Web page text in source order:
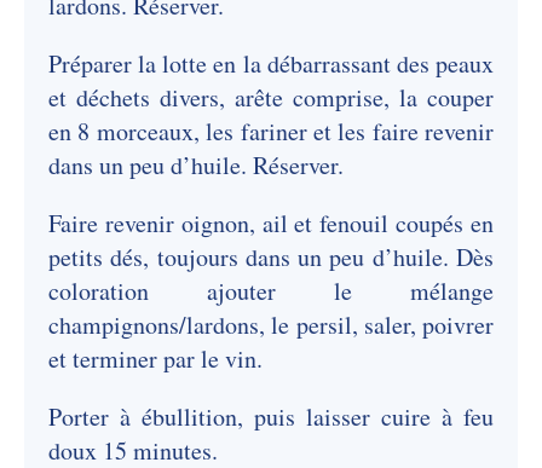
Préparer la lotte en la débarrassant des peaux
et déchets divers, arête comprise, la couper
en 8 morceaux, les fariner et les faire revenir
dans un peu d’huile. Réserver.
Faire revenir oignon, ail et fenouil coupés en
petits dés, toujours dans un peu d’huile. Dès
coloration ajouter le mélange
champignons/lardons, le persil, saler, poivrer
et terminer par le vin.
Porter à ébullition, puis laisser cuire à feu
doux 15 minutes.